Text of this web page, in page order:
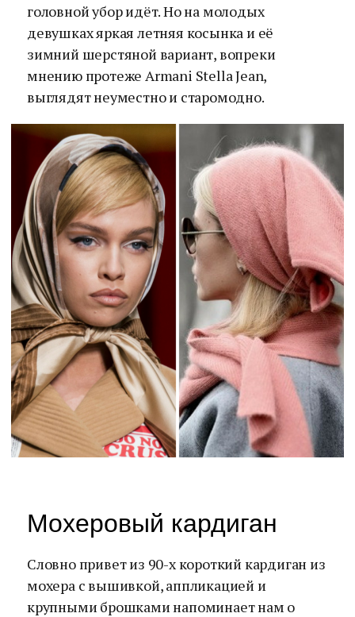
головной убор идёт. Но на молодых
девушках яркая летняя косынка и её
зимний шерстяной вариант, вопреки
мнению протеже Armani Stella Jean,
выглядят неуместно и старомодно.
Мохеровый кардиган
Словно привет из 90-х короткий кардиган из
мохера с вышивкой, аппликацией и
крупными брошками напоминает нам о